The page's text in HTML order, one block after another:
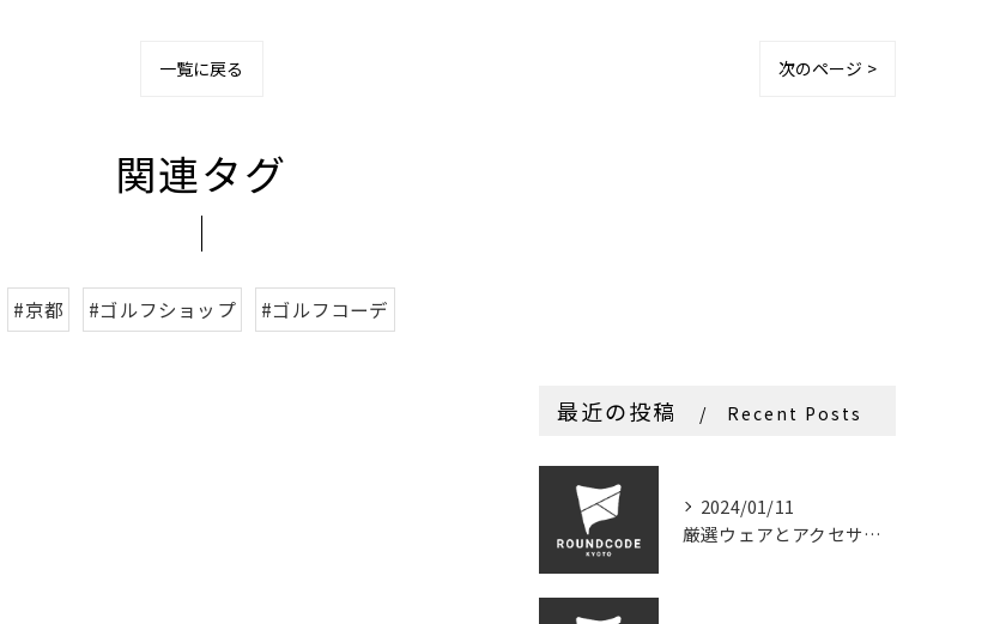
一覧に戻る 次のページ >
関連タグ
#京都 #ゴルフショップ #ゴルフコーデ
最近の投稿 Recent Posts
2024/01/11
厳選ウェアとアクセサリーで彩る新しいゴルフコーデを提供 - ROUNDCODEKYOTO